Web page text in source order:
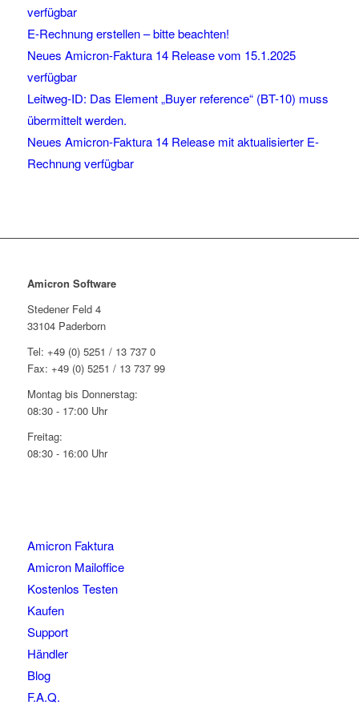
verfügbar
E-Rechnung erstellen – bitte beachten!
Neues Amicron-Faktura 14 Release vom 15.1.2025
verfügbar
Leitweg-ID: Das Element „Buyer reference“ (BT-10) muss
übermittelt werden.
Neues Amicron-Faktura 14 Release mit aktualisierter E-
Rechnung verfügbar
Amicron Software
Stedener Feld 4
33104 Paderborn
Tel: +49 (0) 5251 / 13 737 0
Fax: +49 (0) 5251 / 13 737 99
Montag bis Donnerstag:
08:30 - 17:00 Uhr
Freitag:
08:30 - 16:00 Uhr
Amicron Faktura
Amicron Mailoffice
Kostenlos Testen
Kaufen
Support
Händler
Blog
F.A.Q.